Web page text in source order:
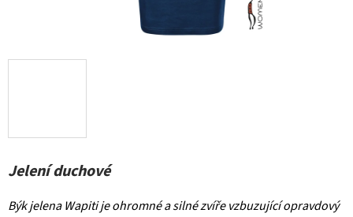
Jelení duchové
Býk jelena Wapiti je ohromné a silné zvíře vzbuzující opravdový